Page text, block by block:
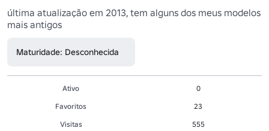
última atualização em 2013, tem alguns dos meus modelos
mais antigos
Maturidade: Desconhecida
Ativo
0
Favoritos
23
Visitas
555